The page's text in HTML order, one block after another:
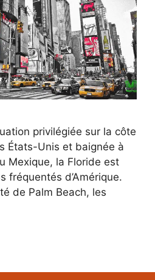
privilégiée sur la côte
États-Unis et baignée à
Mexique, la Floride est
fréquentés d’Amérique.
de Palm Beach, les